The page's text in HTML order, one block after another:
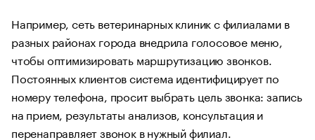
Например, сеть ветеринарных клиник с филиалами в
разных районах города внедрила голосовое меню,
чтобы оптимизировать маршрутизацию звонков.
Постоянных клиентов система идентифицирует по
номеру телефона, просит выбрать цель звонка: запись
на прием, результаты анализов, консультация и
перенаправляет звонок в нужный филиал.